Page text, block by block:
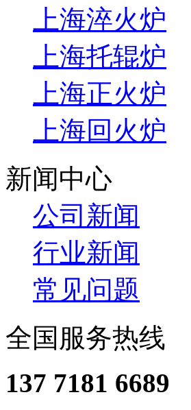
上海淬火炉
上海托辊炉
上海正火炉
上海回火炉
新闻中心
公司新闻
行业新闻
常见问题
全国服务热线
137 7181 6689